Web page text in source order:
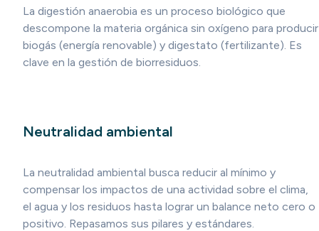
La digestión anaerobia es un proceso biológico que
descompone la materia orgánica sin oxígeno para producir
biogás (energía renovable) y digestato (fertilizante). Es
clave en la gestión de biorresiduos.
Neutralidad ambiental
La neutralidad ambiental busca reducir al mínimo y
compensar los impactos de una actividad sobre el clima,
el agua y los residuos hasta lograr un balance neto cero o
positivo. Repasamos sus pilares y estándares.